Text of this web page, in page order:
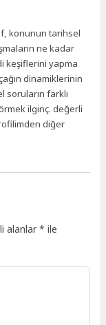
konunun tarihsel
ne kadar
keşiflerini yapma
dinamiklerinin
soruların farklı
ilginç. değerli
diğer
alanlar* ile